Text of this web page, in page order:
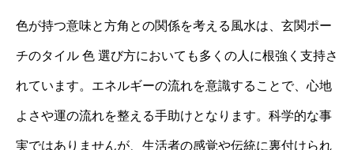
色が持つ意味と方角との関係を考える風水は、玄関ポー
チのタイル 色 選び方においても多くの人に根強く支持さ
れています。エネルギーの流れを意識することで、心地
よさや運の流れを整える手助けとなります。科学的な事
実ではありませんが、生活者の感覚や伝統に裏付けられ